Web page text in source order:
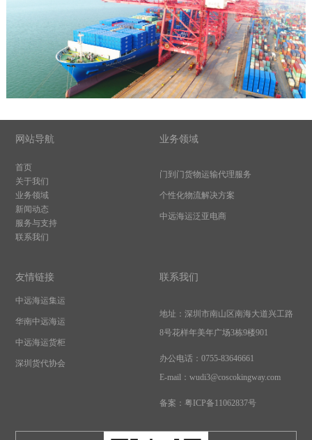
网站导航
首页
关于我们
业务领域
新闻动态
服务与支持
联系我们
业务领域
门到门货物运输代理服务
个性化物流解决方案
中远海运泛亚电商
友情链接
中远海运集运
华南中远海运
中远海运货柜
深圳货代协会
联系我们
地址： 深圳市南山区南海大道兴工路
8号花样年美年广场3栋9楼901
办公电话：0755-83646661
E-mail：wudi3@coscokingway.com
备案： 粤ICP备11062837号